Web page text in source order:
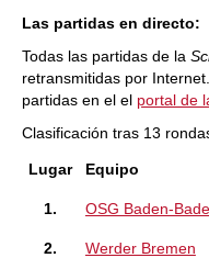
Las partidas en directo:
Todas las partidas de la
retransmitidas por
partidas en el el portal de
Clasificación tras 13
Lugar Equipo
1. OSG Baden-
2. Werder Bremen